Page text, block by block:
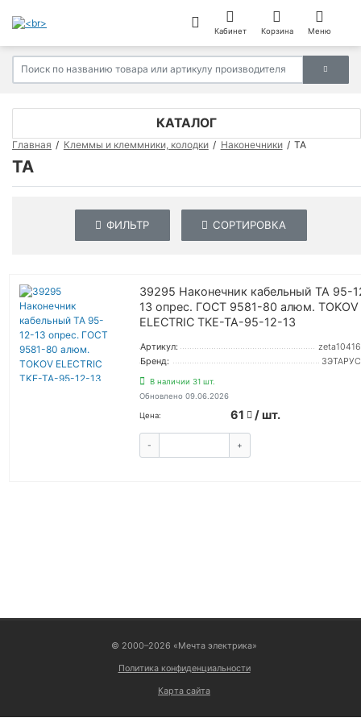
Кабинет Корзина Меню
Главная Клеммы и клеммники, колодки Наконечники ТА
ТА
ФИЛЬТР СОРТИРОВКА
39295 Наконечник кабельный ТА 95-
13 опрес. ГОСТ 9581-80 алюм. TOKOV
ELECTRIC TKE-TA-95-12-13
Артикул:
zeta10416
Бренд:
ЗЭТАРУС
В наличии 31 шт.
Обновлено 09.06.2026
Цена: 61 / шт.
- +
КАТАЛОГ
© 2000–2026 «Мечта электрика»
Политика конфиденциальности
Карта сайта